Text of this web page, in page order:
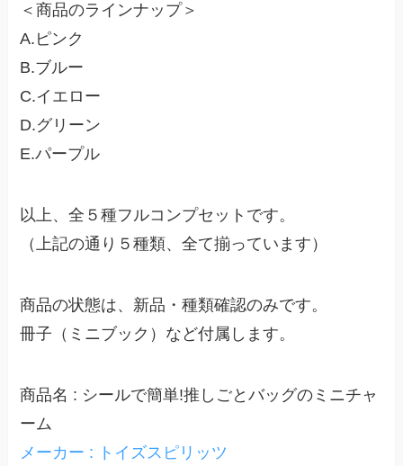
＜商品のラインナップ＞
A.ピンク
B.ブルー
C.イエロー
D.グリーン
E.パープル
以上、全５種フルコンプセットです。
（上記の通り５種類、全て揃っています）
商品の状態は、新品・種類確認のみです。
冊子（ミニブック）など付属します。
商品名 : シールで簡単!推しごとバッグのミニチャ
ーム
メーカー : トイズスピリッツ